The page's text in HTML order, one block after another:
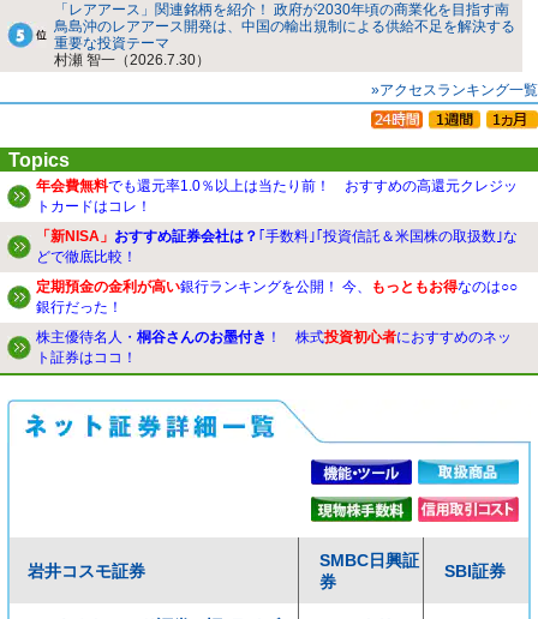
「レアアース」関連銘柄を紹介！ 政府が2030年頃の商業化を目指す南
鳥島沖のレアアース開発は、中国の輸出規制による供給不足を解決する
重要な投資テーマ
村瀬 智一（2026.7.30）
»アクセスランキング一覧
Topics
年会費無料でも還元率1.0％以上は当たり前！ おすすめの高還元クレジッ
トカードはコレ！
「新NISA」 おすすめ証券会社は？ ｢手数料｣｢投資信託＆米国株の取扱数｣な
どで徹底比較！
定期預金の金利が高い銀行ランキングを公開！ 今、 もっともお得なのは○○
銀行だった！
株主優待名人・ 桐谷さんのお墨付き ！ 株式投資初心者におすすめのネッ
ト証券はココ！
岩井コスモ証券
SMBC日興証
券
SBI証券